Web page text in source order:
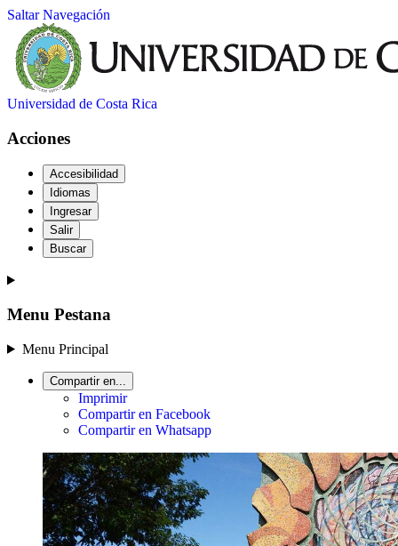
Saltar Navegación
Universidad de Costa Rica
Acciones
Accesibilidad
Idiomas
Ingresar
Salir
Buscar
Menu Pestana
Menu Principal
Compartir en...
Imprimir
Compartir en Facebook
Compartir en Whatsapp